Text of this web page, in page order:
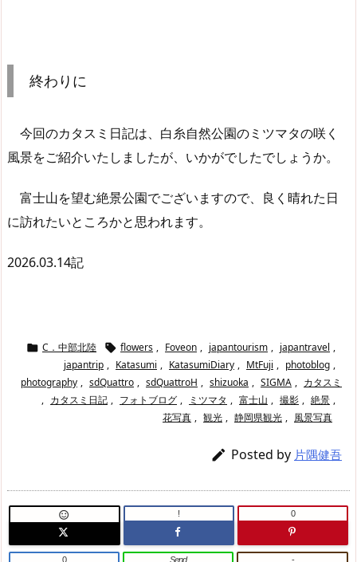
終わりに
今回のカタスミ日記は、白糸自然公園のミツマタの咲く
風景をご紹介いたしましたが、いかがでしたでしょうか。
富士山を望む絶景公園でございますので、良く晴れた日
に訪れたいところかと思われます。
2026.03.14記
 C．中部北陸  flowers , Foveon , japantourism , japantravel ,
japantrip , Katasumi , KatasumiDiary , MtFuji , photoblog ,
photography , sdQuattro , sdQuattroH , shizuoka , SIGMA , カタスミ
, カタスミ日記 , フォトブログ , ミツマタ , 富士山 , 撮影 , 絶景 ,
花写真 , 観光 , 静岡県観光 , 風景写真
 Posted by 片隅健吾
 ! 0
0 Send -